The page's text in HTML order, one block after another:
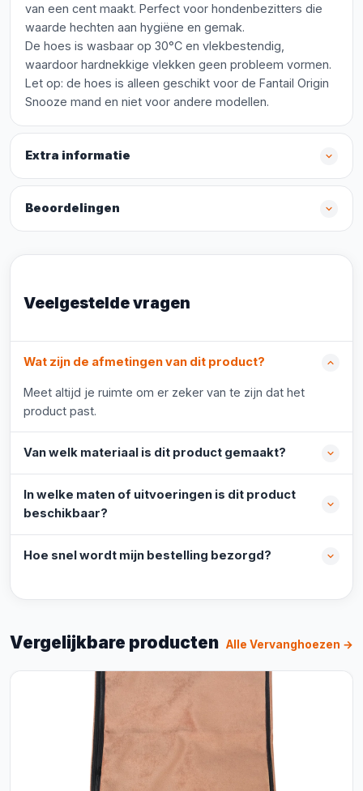
van een cent maakt. Perfect voor hondenbezitters die
waarde hechten aan hygiëne en gemak.
De hoes is wasbaar op 30°C en vlekbestendig,
waardoor hardnekkige vlekken geen probleem vormen.
Let op: de hoes is alleen geschikt voor de Fantail Origin
Snooze mand en niet voor andere modellen.
Extra informatie
Beoordelingen
Veelgestelde vragen
Wat zijn de afmetingen van dit product?
Meet altijd je ruimte om er zeker van te zijn dat het
product past.
Van welk materiaal is dit product gemaakt?
In welke maten of uitvoeringen is dit product
beschikbaar?
Hoe snel wordt mijn bestelling bezorgd?
Vergelijkbare producten Alle Vervanghoezen →